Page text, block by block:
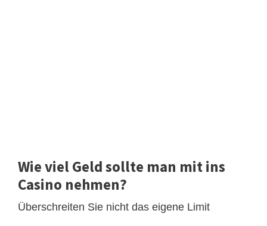
Wie viel Geld sollte man mit ins
Casino nehmen?
Überschreiten Sie nicht das eigene Limit